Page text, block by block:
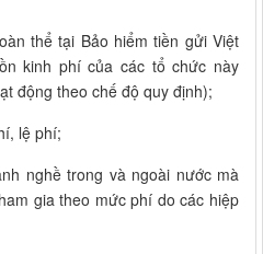
thể tại Bảo hiểm tiền gửi Việt
kinh phí của các tổ chức này
động theo chế độ quy định);
lệ phí;
nghề trong và ngoài nước mà
gia theo mức phí do các hiệp